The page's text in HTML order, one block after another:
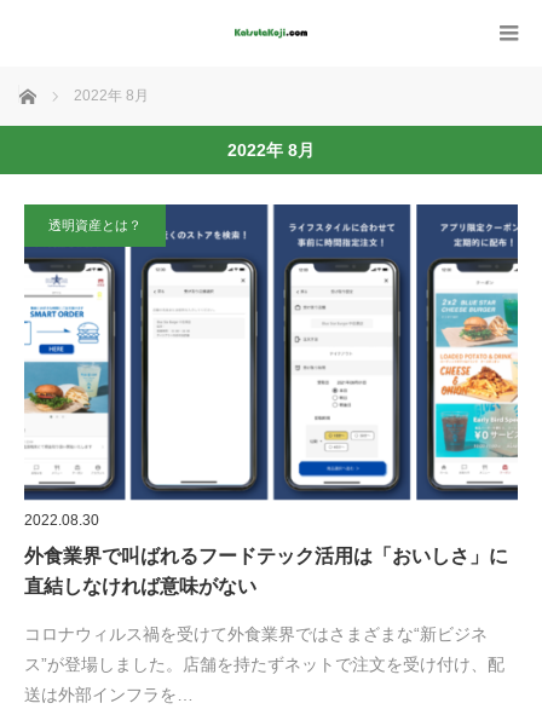
ホーム 2022年 8月
2022年 8月
透明資産とは？
2022.08.30
外食業界で叫ばれるフードテック活用は「おいしさ」に
直結しなければ意味がない
コロナウィルス禍を受けて外食業界ではさまざまな“新ビジネ
ス”が登場しました。店舗を持たずネットで注文を受け付け、配
送は外部インフラを…